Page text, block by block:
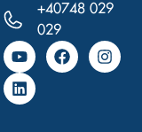
+40748 029
029
Y
o
u
t
F
a
I
n
i
n
k